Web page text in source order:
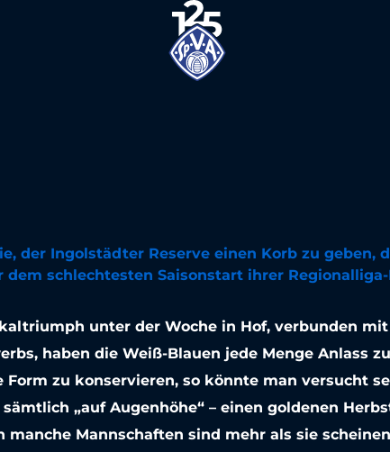
will sich
lassen
der Ingolstädter Reserve einen Korb zu
schlechtesten Saisonstart ihrer
unter der Woche in Hof, verbunden
haben die Weiß-Blauen jede Menge Anlass
Form zu konservieren, so könnte man versucht
„auf Augenhöhe“ – einen goldenen
manche Mannschaften sind mehr als sie